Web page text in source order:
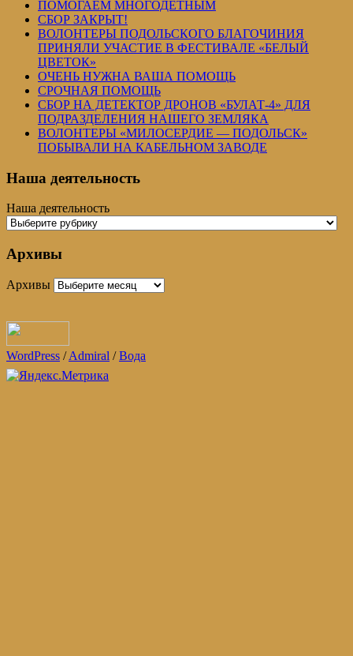
ПОМОГАЕМ МНОГОДЕТНЫМ
СБОР ЗАКРЫТ!
ВОЛОНТЕРЫ ПОДОЛЬСКОГО БЛАГОЧИНИЯ
ПРИНЯЛИ УЧАСТИЕ В ФЕСТИВАЛЕ «БЕЛЫЙ
ЦВЕТОК»
ОЧЕНЬ НУЖНА ВАША ПОМОЩЬ
СРОЧНАЯ ПОМОЩЬ
СБОР НА ДЕТЕКТОР ДРОНОВ «БУЛАТ-4» ДЛЯ
ПОДРАЗДЕЛЕНИЯ НАШЕГО ЗЕМЛЯКА
ВОЛОНТЕРЫ «МИЛОСЕРДИЕ — ПОДОЛЬСК»
ПОБЫВАЛИ НА КАБЕЛЬНОМ ЗАВОДЕ
Наша деятельность
Наша деятельность
Архивы
Архивы
WordPress /Admiral /Вода